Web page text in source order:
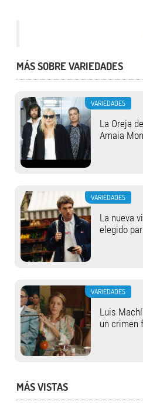
MÁS SOBRE VARIEDADES
VARIEDADES
La Oreja
Amaia
VARIEDADES
La nueva
elegido
VARIEDADES
Luis
un crimen
MÁS VISTAS